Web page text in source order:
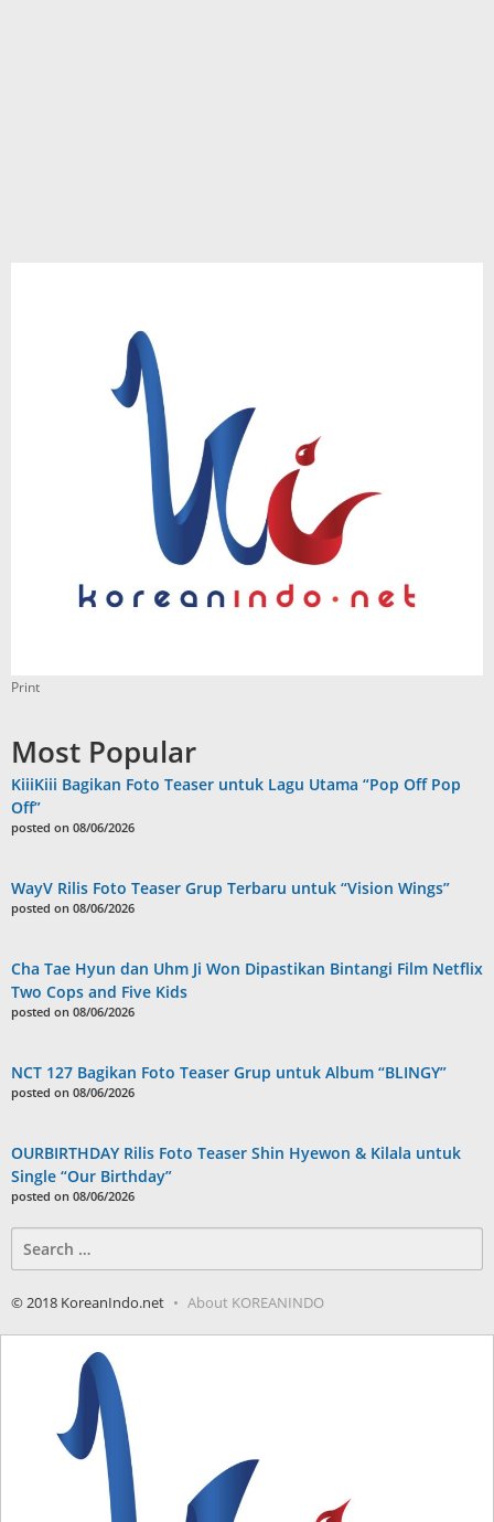
Print
Most Popular
KiiiKiii Bagikan Foto Teaser untuk Lagu Utama “Pop Off Pop
Off”
posted on 08/06/2026
WayV Rilis Foto Teaser Grup Terbaru untuk “Vision Wings”
posted on 08/06/2026
Cha Tae Hyun dan Uhm Ji Won Dipastikan Bintangi Film Netflix
Two Cops and Five Kids
posted on 08/06/2026
NCT 127 Bagikan Foto Teaser Grup untuk Album “BLINGY”
posted on 08/06/2026
OURBIRTHDAY Rilis Foto Teaser Shin Hyewon & Kilala untuk
Single “Our Birthday”
posted on 08/06/2026
for:
© 2018 KoreanIndo.net About KOREANINDO